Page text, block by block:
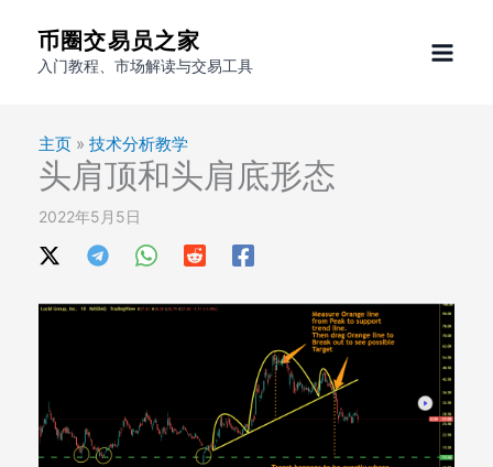
币圈交易员之家
入门教程、市场解读与交易工具
主页 » 技术分析教学
头肩顶和头肩底形态
2022年5月5日